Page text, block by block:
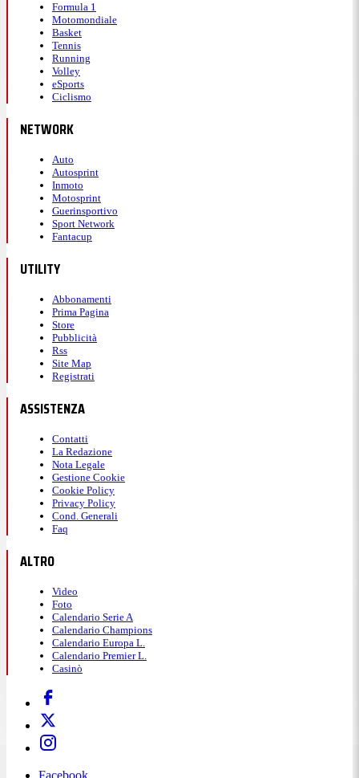
Formula 1
Motomondiale
Basket
Tennis
Running
Volley
eSports
Ciclismo
NETWORK
Auto
Autosprint
Inmoto
Motosprint
Guerinsportivo
Sport Network
Fantacup
UTILITY
Abbonamenti
Prima Pagina
Store
Pubblicità
Rss
Site Map
Registrati
ASSISTENZA
Contatti
La Redazione
Nota Legale
Gestione Cookie
Cookie Policy
Privacy Policy
Cond. Generali
Faq
ALTRO
Video
Foto
Calendario Serie A
Calendario Champions
Calendario Europa L.
Calendario Premier L.
Casinò